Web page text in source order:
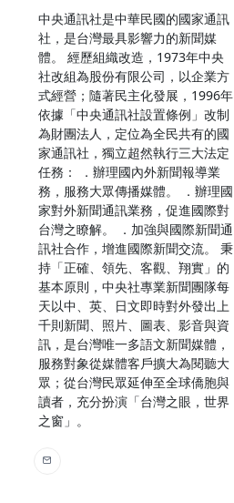
中央通訊社是中華民國的國家通訊
社，是台灣最具影響力的新聞媒
體。 經歷組織改造，1973年中央
社改組為股份有限公司，以企業方
式經營；隨著民主化發展，1996年
依據「中央通訊社設置條例」改制
為財團法人，定位為全民共有的國
家通訊社，獨立超然執行三大法定
任務： ．辦理國內外新聞報導業
務，服務大眾傳播媒體。 ．辦理國
家對外新聞通訊業務，促進國際對
台灣之瞭解。 ．加強與國際新聞通
訊社合作，增進國際新聞交流。 秉
持「正確、領先、客觀、翔實」的
基本原則，中央社專業新聞團隊每
天以中、英、日文即時對外發出上
千則新聞、照片、圖表、影音與資
訊，是台灣唯一多語文新聞媒體，
服務對象從媒體客戶擴大為閱聽大
眾；從台灣民眾延伸至全球僑胞與
讀者，充分扮演「台灣之眼，世界
之窗」。